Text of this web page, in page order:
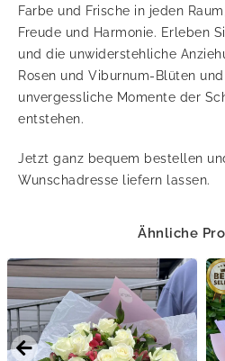
Farbe und Frische in jeden
Freude und Harmonie. Erleben
und die unwiderstehliche
Rosen und Viburnum-Blüten
unvergessliche Momente der
entstehen.
Jetzt ganz bequem bestellen
Wunschadresse liefern lassen.
Ähnliche